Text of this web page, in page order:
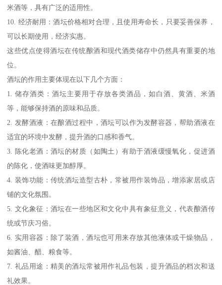
米酒等，具有广泛的适用性。
10. 经济耐用：酒坛价格相对合理，且使用寿命长，只要妥善保养，
可以长期使用，经济实惠。
这些优点使得酒坛在传统酿酒和现代酒类储存中仍然具有重要的地
位。
酒坛的作用主要体现在以下几个方面：
1. 储存酒类：酒坛主要用于存放各类酒品，如白酒、黄酒、米酒
等，能够保持酒的原味和品质。
2. 发酵酒液：在酿酒过程中，酒坛可以作为发酵容器，帮助酒液在
适宜的环境中发酵，提升酒的口感和香气。
3. 陈化老酒：酒坛的材质（如陶土）有助于酒液缓慢氧化，促进酒
的陈化，使酒味更加醇厚。
4. 装饰功能：传统酒坛造型古朴，常被用作装饰品，增添家居或店
铺的文化氛围。
5. 文化象征：酒坛在一些地区和文化中具有象征意义，代表酿酒传
统或节庆习俗。
6. 实用容器：除了装酒，酒坛也可用来存放其他液体或干燥物品，
如酱油、醋、粮食等。
7. 礼品用途：精美的酒坛常被用作礼品包装，提升酒品的档次和送
礼效果。